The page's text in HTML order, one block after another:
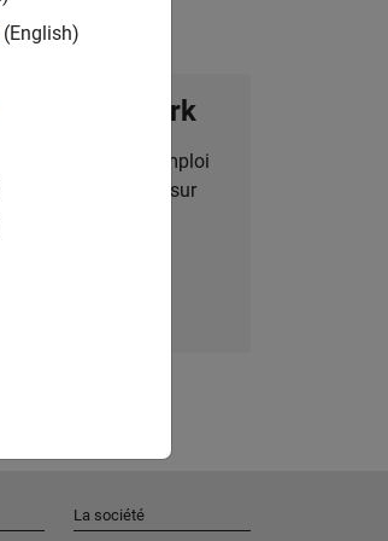
Network
opportunités d'emploi
et des actualités sur
(English)
La société